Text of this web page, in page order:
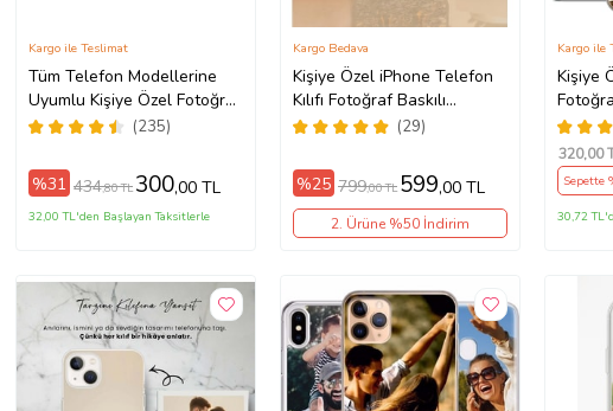
Tüm Telefon Modellerine
Uyumlu Kişiye Özel Fotoğraf
Baskılı Telefon Kılıfı
(235)
Kargo ile Teslimat
%31 434,80 TL 300,00 TL
32,00 TL'den Başlayan Taksitlerle
Kişiye Özel iPhone Telefon
Kılıfı Fotoğraf Baskılı
11/13/14/14Pro/14ProMax/15/15Pro/
(29)
Kargo Bedava
%25 799,00 TL 599,00 TL
2. Ürüne %50 İndirim
Kişiye
Telefon
Kargo ile
320,00
Sepette
30,72